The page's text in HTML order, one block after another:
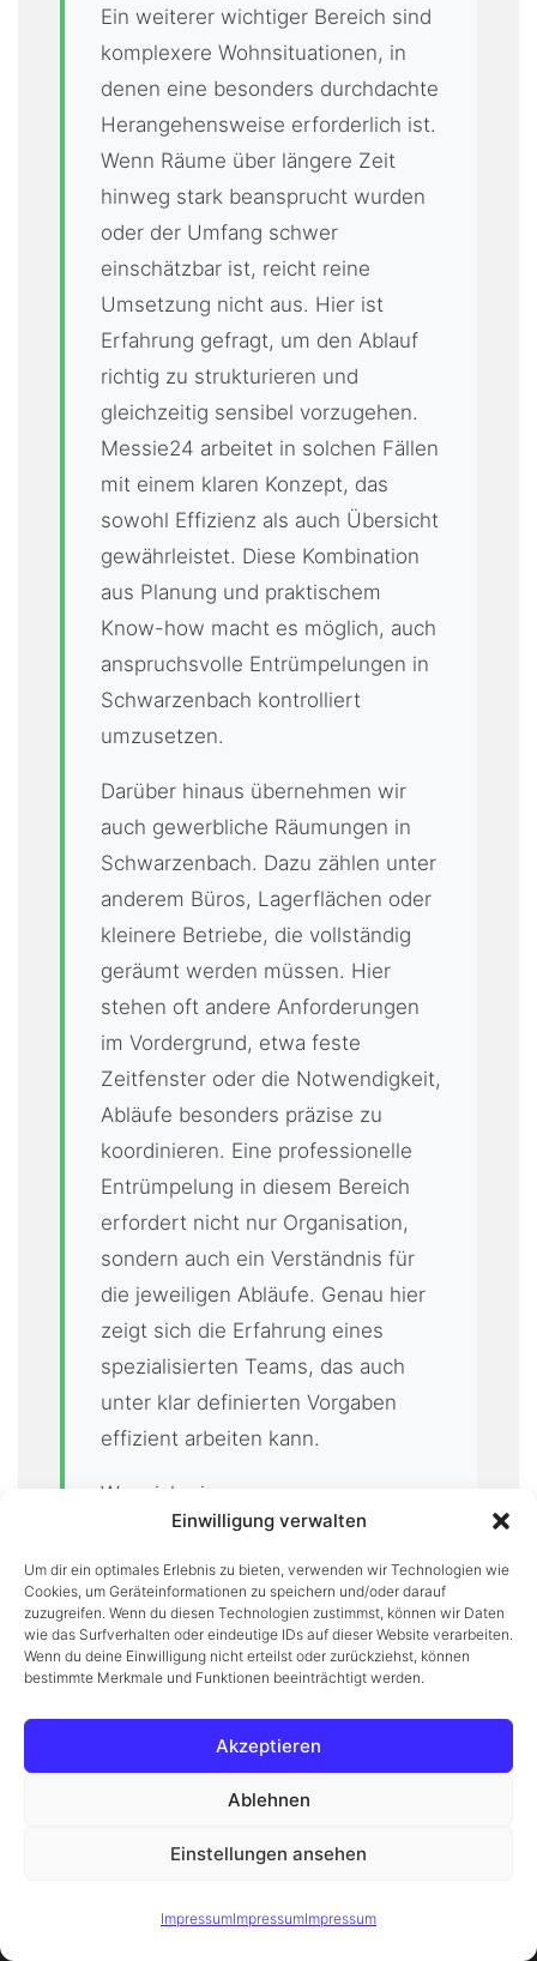
Einwilligung verwalten
Um dir ein optimales Erlebnis zu bieten, verwenden wir Technologien wie
Cookies, um Geräteinformationen zu speichern und/oder darauf
zuzugreifen. Wenn du diesen Technologien zustimmst, können wir Daten
wie das Surfverhalten oder eindeutige IDs auf dieser Website verarbeiten.
Wenn du deine Einwilligung nicht erteilst oder zurückziehst, können
bestimmte Merkmale und Funktionen beeinträchtigt werden.
Akzeptieren
Ablehnen
Einstellungen ansehen
ImpressumImpressumImpressum
Ein weiterer wichtiger Bereich sind
komplexere Wohnsituationen, in
denen eine besonders durchdachte
Herangehensweise erforderlich ist.
Wenn Räume über längere Zeit
hinweg stark beansprucht wurden
oder der Umfang schwer
einschätzbar ist, reicht reine
Umsetzung nicht aus. Hier ist
Erfahrung gefragt, um den Ablauf
richtig zu strukturieren und
gleichzeitig sensibel vorzugehen.
Messie24 arbeitet in solchen Fällen
mit einem klaren Konzept, das
sowohl Effizienz als auch Übersicht
gewährleistet. Diese Kombination
aus Planung und praktischem
Know-how macht es möglich, auch
anspruchsvolle Entrümpelungen in
Schwarzenbach kontrolliert
umzusetzen.
Darüber hinaus übernehmen wir
auch gewerbliche Räumungen in
Schwarzenbach. Dazu zählen unter
anderem Büros, Lagerflächen oder
kleinere Betriebe, die vollständig
geräumt werden müssen. Hier
stehen oft andere Anforderungen
im Vordergrund, etwa feste
Zeitfenster oder die Notwendigkeit,
Abläufe besonders präzise zu
koordinieren. Eine professionelle
Entrümpelung in diesem Bereich
erfordert nicht nur Organisation,
sondern auch ein Verständnis für
die jeweiligen Abläufe. Genau hier
zeigt sich die Erfahrung eines
spezialisierten Teams, das auch
unter klar definierten Vorgaben
effizient arbeiten kann.
Wer sich einen genaueren
Überblick über die konkrete
Umsetzung und die einzelnen
Leistungen verschaffen möchte,
findet unterEntrümpelung bei
Messie24 weiterführende
Kunden in Schwarzenbach
bedeutet dieses breite
Jede Entrümpelung wird individuell
sie den tatsächlichen
zu bieten.Mehr erfahren Verstanden